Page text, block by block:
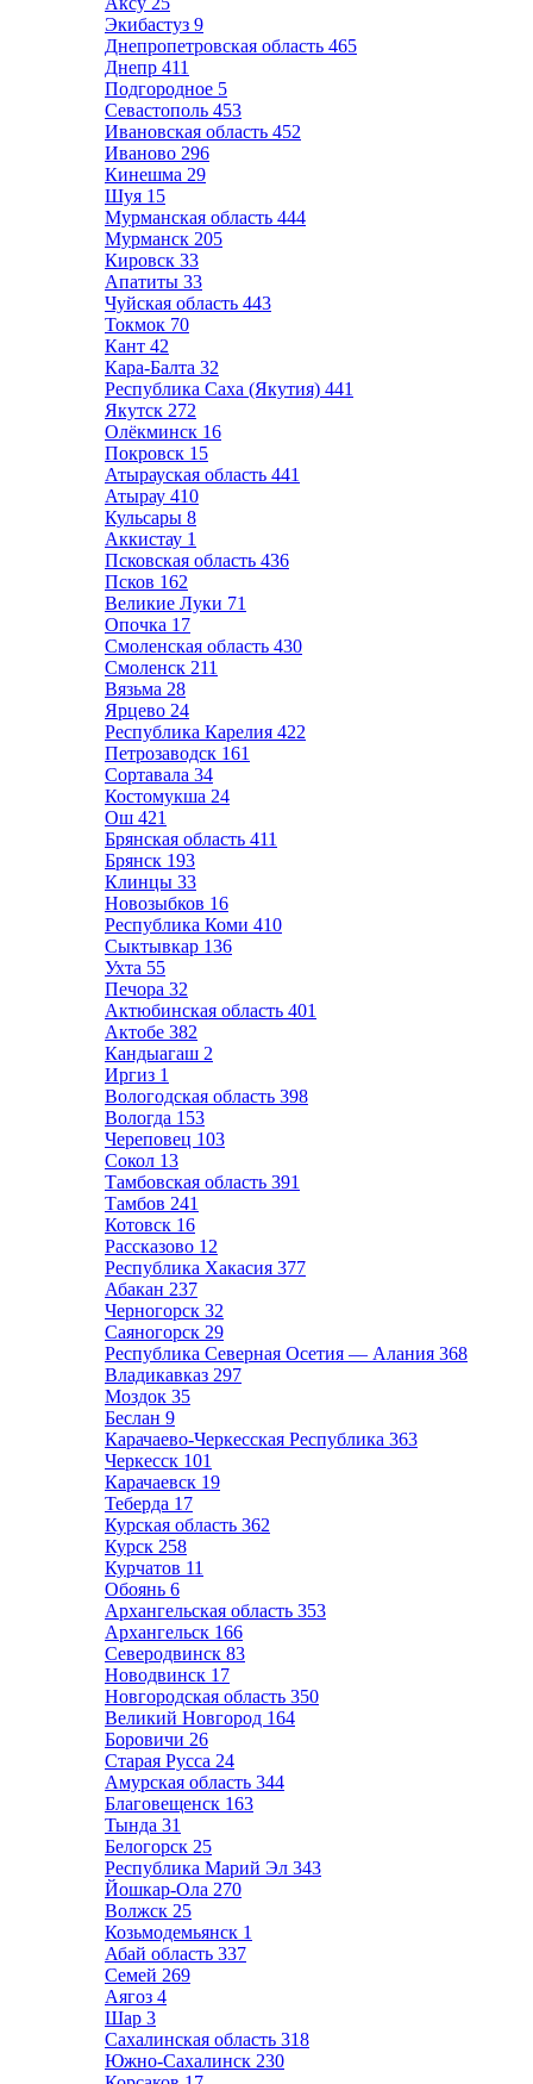
Экибастуз 9
Днепропетровская область 465
Днепр 411
Подгородное 5
Севастополь 453
Ивановская область 452
Иваново 296
Кинешма 29
Шуя 15
Мурманская область 444
Мурманск 205
Кировск 33
Апатиты 33
Чуйская область 443
Токмок 70
Кант 42
Кара-Балта 32
Республика Саха (Якутия) 441
Якутск 272
Олёкминск 16
Покровск 15
Атырауская область 441
Атырау 410
Кульсары 8
Аккистау 1
Псковская область 436
Псков 162
Великие Луки 71
Опочка 17
Смоленская область 430
Смоленск 211
Вязьма 28
Ярцево 24
Республика Карелия 422
Петрозаводск 161
Сортавала 34
Костомукша 24
Ош 421
Брянская область 411
Брянск 193
Клинцы 33
Новозыбков 16
Республика Коми 410
Сыктывкар 136
Ухта 55
Печора 32
Актюбинская область 401
Актобе 382
Кандыагаш 2
Иргиз 1
Вологодская область 398
Вологда 153
Череповец 103
Сокол 13
Тамбовская область 391
Тамбов 241
Котовск 16
Рассказово 12
Республика Хакасия 377
Абакан 237
Черногорск 32
Саяногорск 29
Республика Северная Осетия — Алания 368
Владикавказ 297
Моздок 35
Беслан 9
Карачаево-Черкесская Республика 363
Черкесск 101
Карачаевск 19
Теберда 17
Курская область 362
Курск 258
Курчатов 11
Обоянь 6
Архангельская область 353
Архангельск 166
Северодвинск 83
Новодвинск 17
Новгородская область 350
Великий Новгород 164
Боровичи 26
Старая Русса 24
Амурская область 344
Благовещенск 163
Тында 31
Белогорск 25
Республика Марий Эл 343
Йошкар-Ола 270
Волжск 25
Козьмодемьянск 1
Абай область 337
Семей 269
Аягоз 4
Шар 3
Сахалинская область 318
Южно-Сахалинск 230